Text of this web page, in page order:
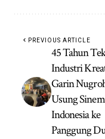
PREVIOUS ARTICLE
45 Tahun
Industri
Garin
Usung
Indonesia ke
Panggung